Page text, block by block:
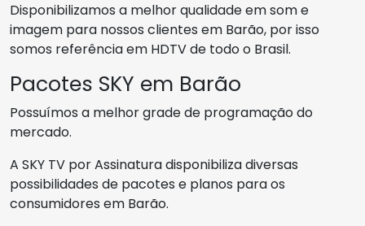
Disponibilizamos a melhor qualidade em som e
imagem para nossos clientes em Barão, por isso
somos referência em HDTV de todo o Brasil.
Pacotes SKY em Barão
Possuímos a melhor grade de programação do
mercado.
A SKY TV por Assinatura disponibiliza diversas
possibilidades de pacotes e planos para os
consumidores em Barão.